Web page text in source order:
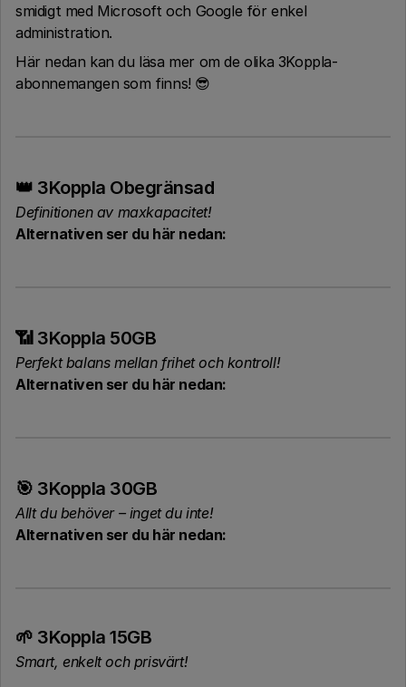
smidigt med Microsoft och Google för enkel
administration.
Här nedan kan du läsa mer om de olika 3Koppla-
abonnemangen som finns! 😎
👑 3Koppla Obegränsad
Definitionen av maxkapacitet!
Alternativen ser du här nedan:
📶 3Koppla 50GB
Perfekt balans mellan frihet och kontroll!
Alternativen ser du här nedan:
🎯 3Koppla 30GB
Allt du behöver – inget du inte!
Alternativen ser du här nedan:
🌱 3Koppla 15GB
Smart, enkelt och prisvärt!